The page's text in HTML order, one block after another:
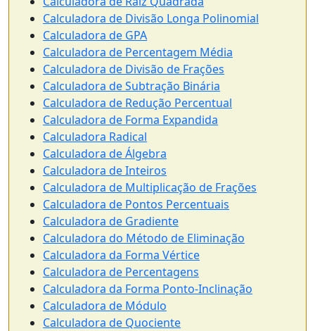
Calculadora de Divisão Longa Polinomial
Calculadora de GPA
Calculadora de Percentagem Média
Calculadora de Divisão de Frações
Calculadora de Subtração Binária
Calculadora de Redução Percentual
Calculadora de Forma Expandida
Calculadora Radical
Calculadora de Álgebra
Calculadora de Inteiros
Calculadora de Multiplicação de Frações
Calculadora de Pontos Percentuais
Calculadora de Gradiente
Calculadora do Método de Eliminação
Calculadora da Forma Vértice
Calculadora de Percentagens
Calculadora da Forma Ponto-Inclinação
Calculadora de Módulo
Calculadora de Quociente